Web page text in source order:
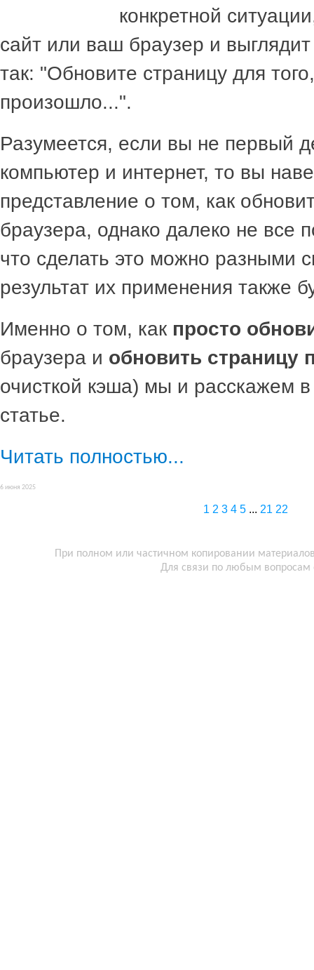
конкретной
сайт или ваш браузер и
так: "Обновите страницу для
произошло...".
Разумеется, если вы не первый
компьютер и интернет, то вы
представление о том, как
браузера, однако далеко не все
что сделать это можно разными
результат их применения также
Именно о том, как просто
браузера и обновить страницу
очисткой кэша) мы и расскажем
статье.
Читать полностью...
6 июня 2025
1 2 3 4 5... 21 22
При полном или частичном копировании
Для связи по любым